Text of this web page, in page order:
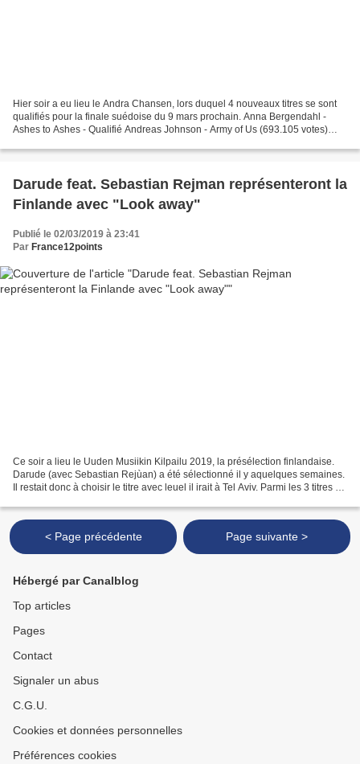
Hier soir a eu lieu le Andra Chansen, lors duquel 4 nouveaux titres se sont
qualifiés pour la finale suédoise du 9 mars prochain. Anna Bergendahl -
Ashes to Ashes - Qualifié Andreas Johnson - Army of Us (693.105 votes)
Darude feat. Sebastian Rejman représenteront la
Finlande avec "Look away"
Publié le 02/03/2019 à 23:41
Par France12points
Ce soir a lieu le Uuden Musiikin Kilpailu 2019, la présélection finlandaise.
Darude (avec Sebastian Rejùan) a été sélectionné il y aquelques semaines.
Il restait donc à choisir le titre avec leuel il irait à Tel Aviv. Parmi les 3 titres en
< Page précédente Page suivante >
Hébergé par Canalblog
Top articles
Pages
Contact
Signaler un abus
C.G.U.
Cookies et données personnelles
Préférences cookies